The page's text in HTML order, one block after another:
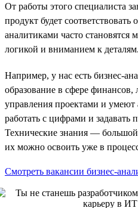
От работы этого специалиста
продукт будет
аналитиками часто
логикой и вниманием к деталям.
Например, у нас есть бизнес-
образование в сфере финансов,
управления проектами и
работать с цифрами и задавать
Технические знания —
их можно освоить уже в
Смотреть вакансии бизнес-